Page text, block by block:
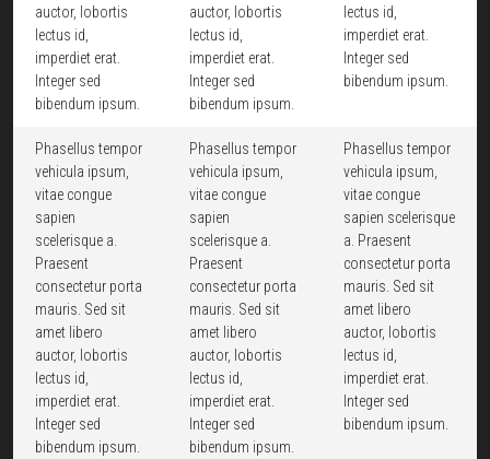
auctor, lobortis
lectus id,
imperdiet erat.
Integer sed
bibendum ipsum.
auctor, lobortis
lectus id,
imperdiet erat.
Integer sed
bibendum ipsum.
lectus id,
imperdiet erat.
Integer sed
bibendum ipsum.
Phasellus tempor
vehicula ipsum,
vitae congue
sapien
scelerisque a.
Praesent
consectetur porta
mauris. Sed sit
amet libero
auctor, lobortis
lectus id,
imperdiet erat.
Integer sed
bibendum ipsum.
Phasellus tempor
vehicula ipsum,
vitae congue
sapien
scelerisque a.
Praesent
consectetur porta
mauris. Sed sit
amet libero
auctor, lobortis
lectus id,
imperdiet erat.
Integer sed
bibendum ipsum.
Phasellus tempor
vehicula ipsum,
vitae congue
sapien scelerisque
a. Praesent
consectetur porta
mauris. Sed sit
amet libero
auctor, lobortis
lectus id,
imperdiet erat.
Integer sed
bibendum ipsum.